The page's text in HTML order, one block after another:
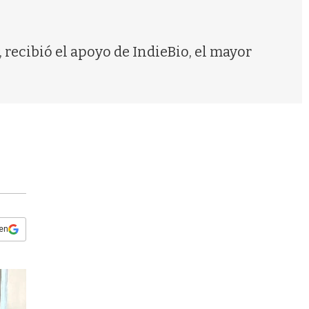
el apoyo de IndieBio, el mayor